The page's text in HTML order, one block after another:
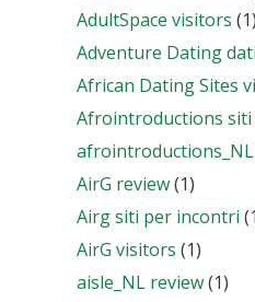
AdultSpace visitors (1)
Adventure Dating
African Dating Sites
Afrointroductions
AirG review(1)
Airg siti per incontri
AirG visitors (1)
aisle_NL review(1)